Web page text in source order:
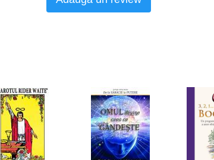
Sagan isi desavarseste calatoria
de la originile sale acvatice pana la
dupa ce Pamantul va fi de mult
stabili pe alte planete, modelandu-le
al stiintei se explica nu doar
sale, ci si prin optimismul de care
o simte in fata universului. O